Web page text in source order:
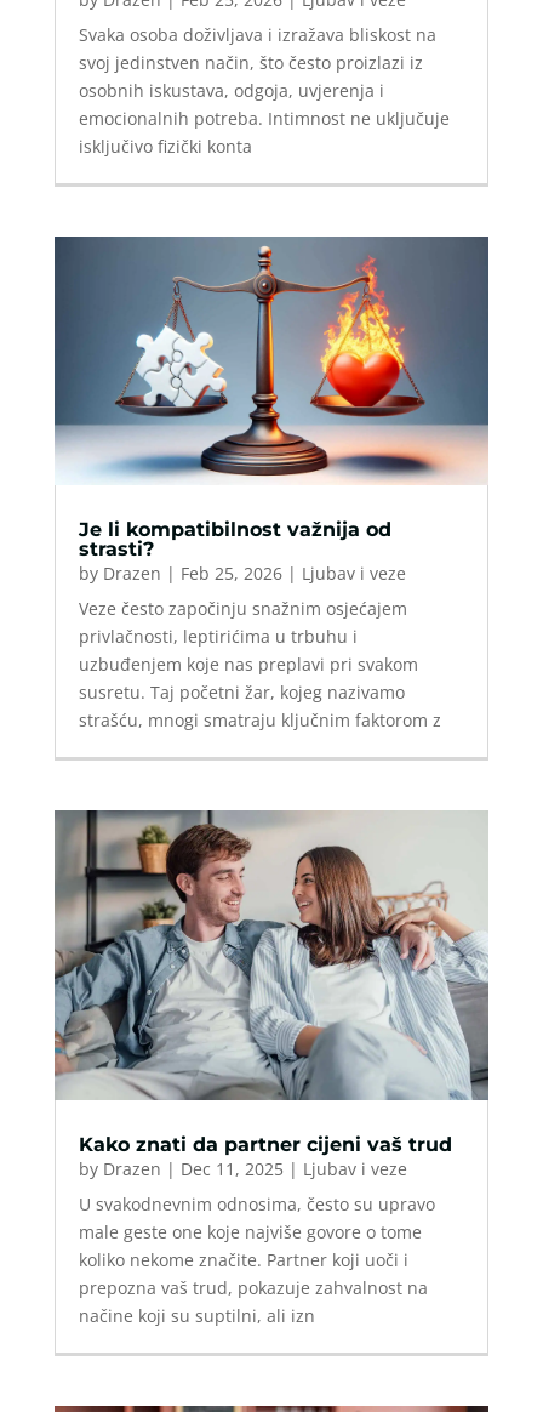
Svaka osoba doživljava i izražava bliskost na
svoj jedinstven način, što često proizlazi iz
osobnih iskustava, odgoja, uvjerenja i
emocionalnih potreba. Intimnost ne uključuje
isključivo fizički konta
Je li kompatibilnost važnija od
strasti?
by Drazen | Feb 25, 2026| Ljubav i veze
Veze često započinju snažnim osjećajem
privlačnosti, leptirićima u trbuhu i
uzbuđenjem koje nas preplavi pri svakom
susretu. Taj početni žar, kojeg nazivamo
strašću, mnogi smatraju ključnim faktorom z
Kako znati da partner cijeni vaš trud
by Drazen | Dec 11, 2025| Ljubav i veze
U svakodnevnim odnosima, često su upravo
male geste one koje najviše govore o tome
koliko nekome značite. Partner koji uoči i
prepozna vaš trud, pokazuje zahvalnost na
načine koji su suptilni, ali izn